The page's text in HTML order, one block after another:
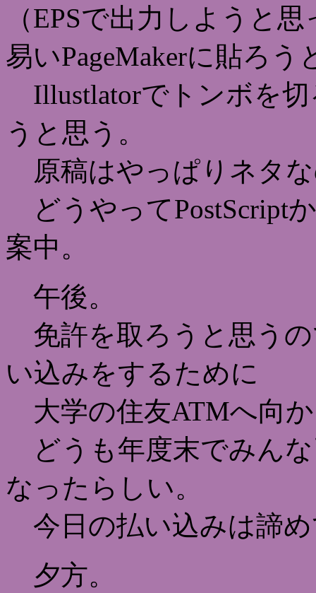
（EPSで出力しようと
易いPageMakerに貼ろ
Illustlatorでトンボを
うと思う。
原稿はやっぱりネタ
どうやってPostScript
案中。
午後。
免許を取ろうと思う
い込みをするために
大学の住友ATMへ向
どうも年度末でみん
なったらしい。
今日の払い込みは諦
夕方。